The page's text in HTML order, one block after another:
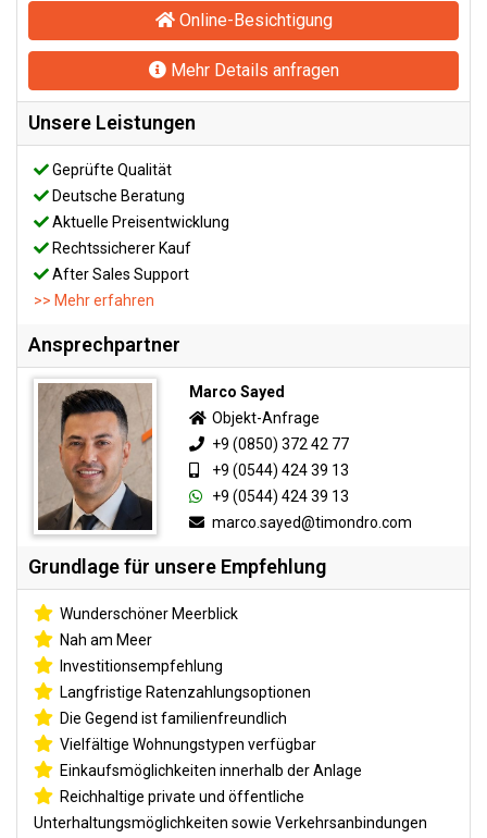
Online-Besichtigung
Mehr Details anfragen
Unsere Leistungen
Geprüfte Qualität
Deutsche Beratung
Aktuelle Preisentwicklung
Rechtssicherer Kauf
After Sales Support
>> Mehr erfahren
Ansprechpartner
Marco Sayed
Objekt-Anfrage
+9 (0850) 372 42 77
+9 (0544) 424 39 13
+9 (0544) 424 39 13
marco.sayed@timondro.com
Grundlage für unsere Empfehlung
Wunderschöner Meerblick
Nah am Meer
Investitionsempfehlung
Langfristige Ratenzahlungsoptionen
Die Gegend ist familienfreundlich
Vielfältige Wohnungstypen verfügbar
Einkaufsmöglichkeiten innerhalb der Anlage
Reichhaltige private und öffentliche
Unterhaltungsmöglichkeiten sowie Verkehrsanbindungen